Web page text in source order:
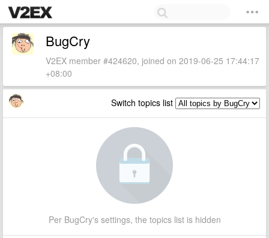
BugCry
V2EX member #424620, joined on 2019-06-25 17:44:17
+08:00
Switch topics list
Per BugCry's settings, the topics list is hidden